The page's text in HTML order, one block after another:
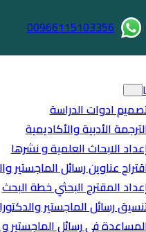
00966115103356
ادوات الدراسة
الأدبية والأكاديمية
الابحاث العلمية و نشرها
عناوين رسائل الماجستير
المقترح البحثي خطة البحث
رسائل الماجستير
في رسائل الماجستير و